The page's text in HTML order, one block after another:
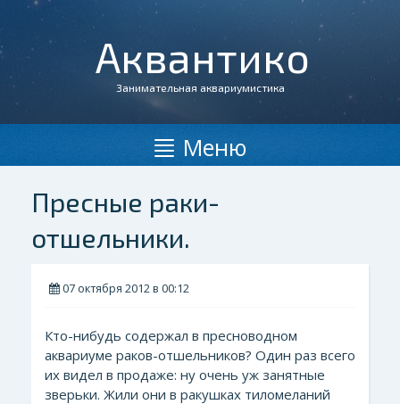
Аквантико
Занимательная аквариумистика
Меню
Пресные раки-
отшельники.
07 октября 2012 в 00:12
Кто-нибудь содержал в пресноводном
аквариуме раков-отшельников? Один раз всего
их видел в продаже: ну очень уж занятные
зверьки. Жили они в ракушках тиломеланий